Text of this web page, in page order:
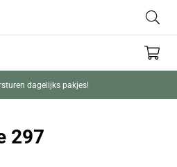
dagelijks pakjes!
297